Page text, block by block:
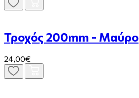
Τροχός 200mm - Μαύρο
24,00€